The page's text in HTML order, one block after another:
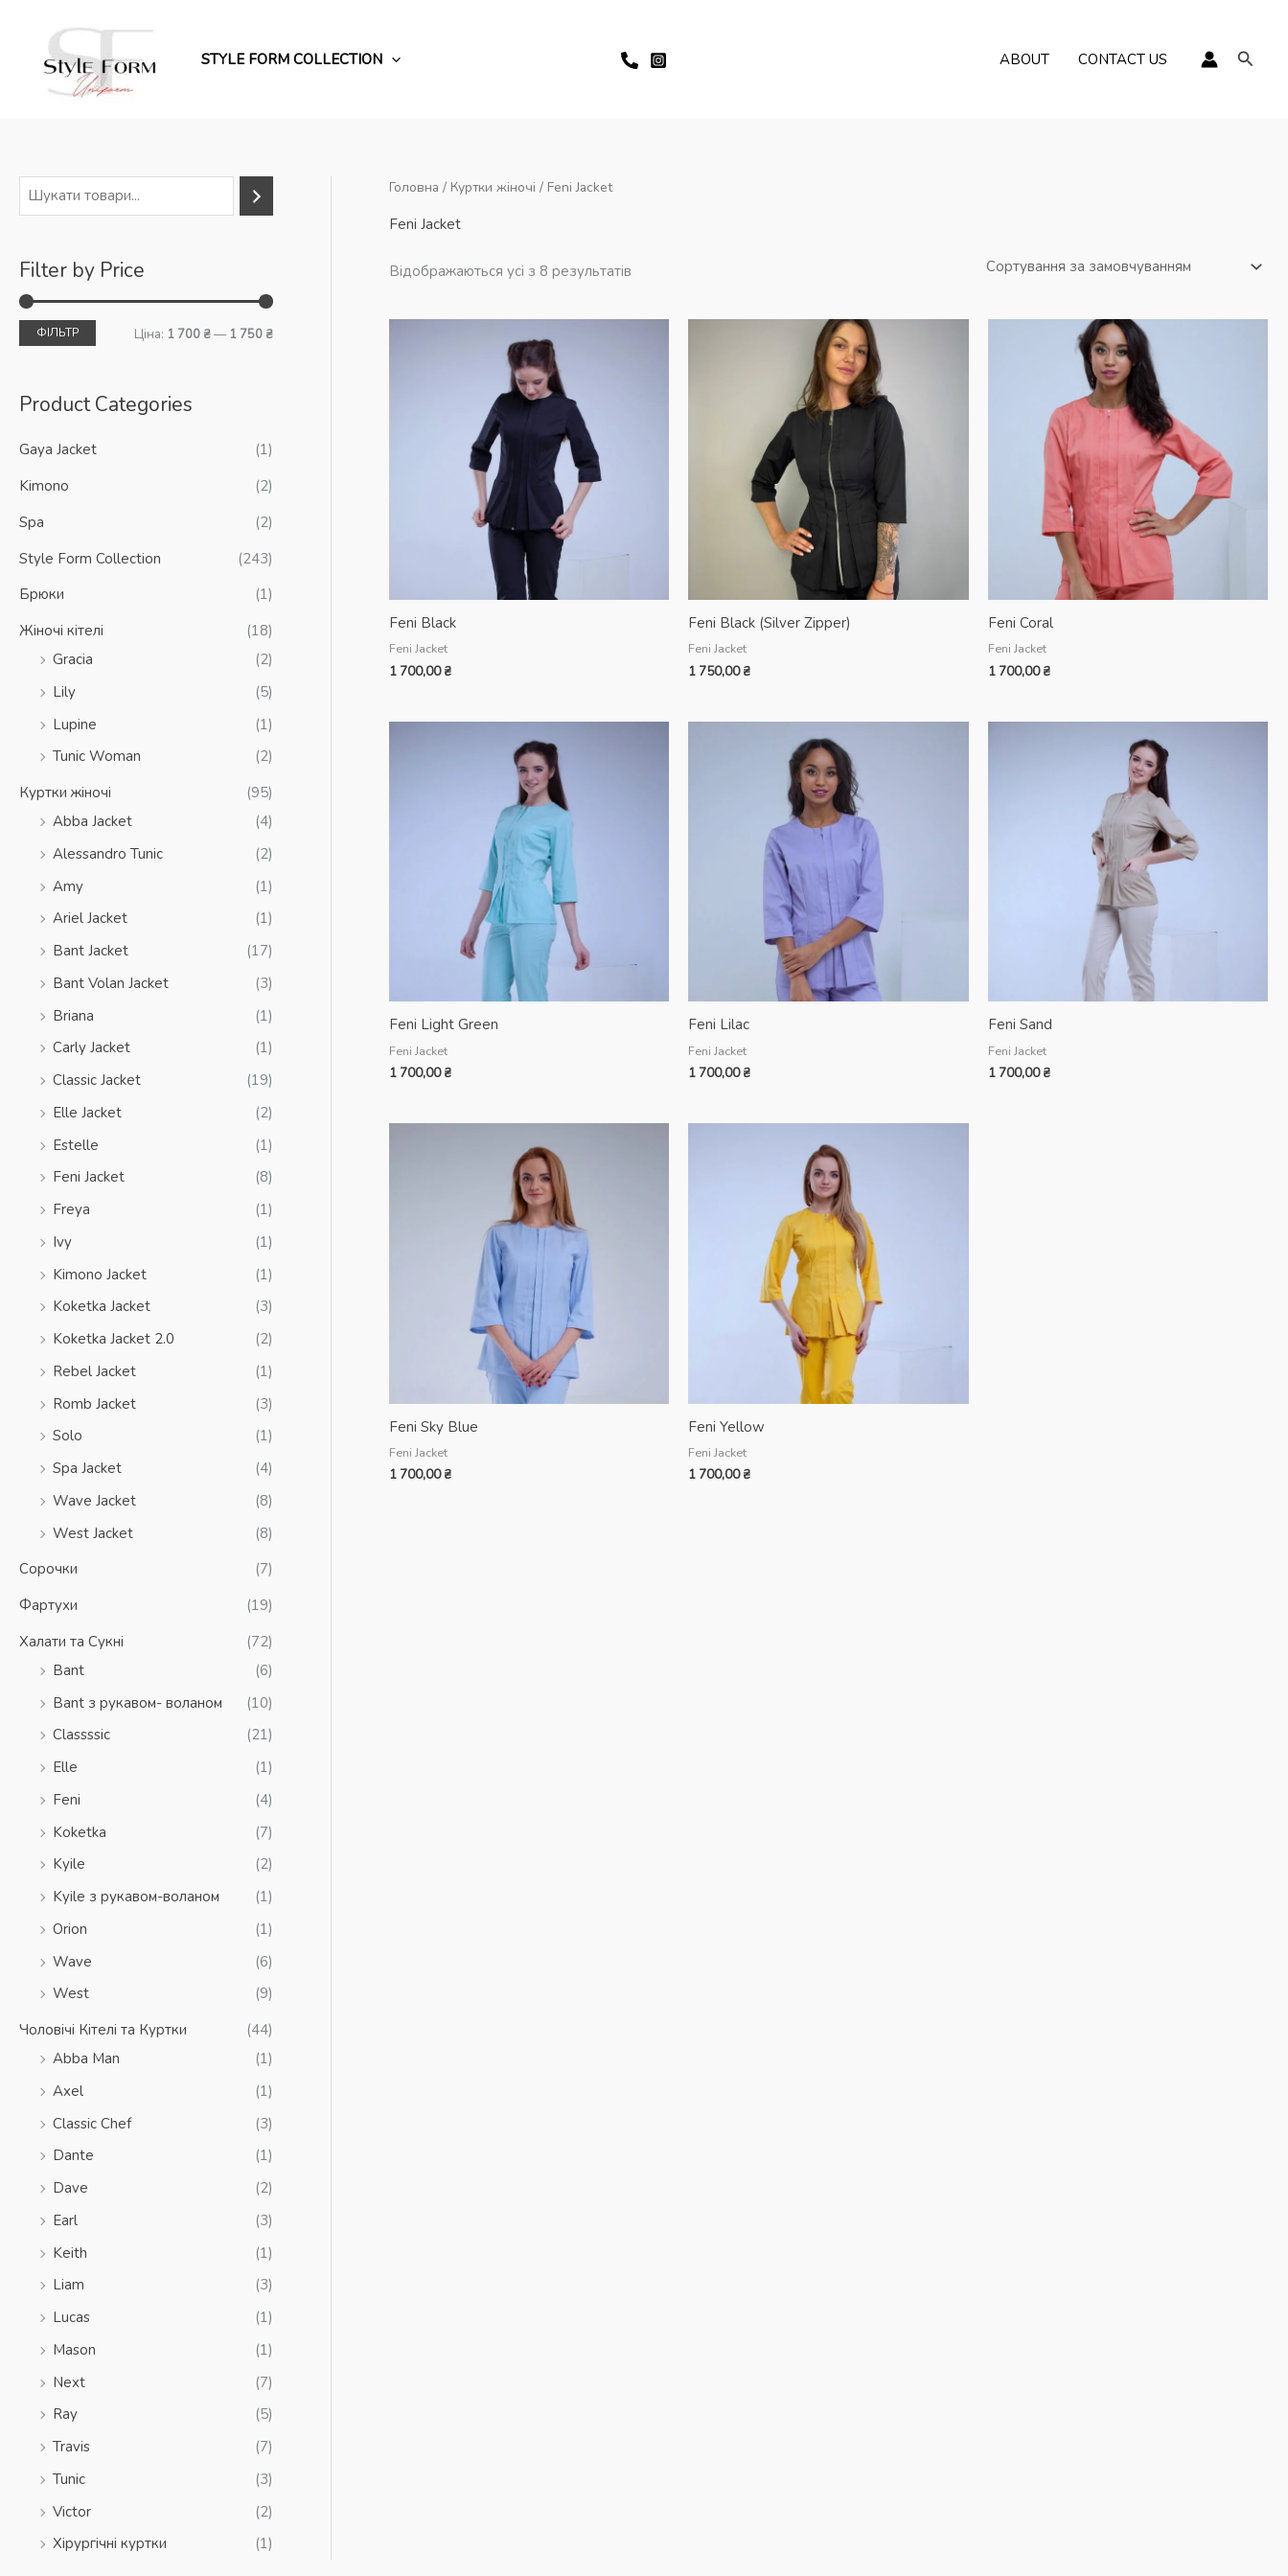
STYLE FORM COLLECTION ABOUT CONTACT US
о
у
к
Filter by Price
МН
ФІЛЬТР Ціна: 1 700 ₴— 1 750 ₴
Product Categories
Gaya Jacket
(1)
Kimono
(2)
Spa
(2)
Style Form Collection
(243)
Брюки
(1)
Жіночі кітелі
(18)
Gracia
(2)
Lily
(5)
Lupine
(1)
Tunic Woman
(2)
Куртки жіночі
(95)
Abba Jacket
(4)
Alessandro Tunic
(2)
Amy
(1)
Ariel Jacket
(1)
Bant Jacket
(17)
Bant Volan Jacket
(3)
Briana
(1)
Carly Jacket
(1)
Classic Jacket
(19)
Elle Jacket
(2)
Estelle
(1)
Feni Jacket
(8)
Freya
(1)
Ivy
(1)
Kimono Jacket
(1)
Koketka Jacket
(3)
Koketka Jacket 2.0
(2)
Rebel Jacket
(1)
Romb Jacket
(3)
Solo
(1)
Spa Jacket
(4)
Wave Jacket
(8)
West Jacket
(8)
Сорочки
(7)
Фартухи
(19)
Халати та Сукні
(72)
Bant
(6)
Bant з рукавом- воланом
(10)
Classssic
(21)
Elle
(1)
Feni
(4)
Koketka
(7)
Kyile
(2)
Kyile з рукавом-воланом
(1)
Orion
(1)
Wave
(6)
West
(9)
Чоловічі Кітелі та Куртки
(44)
Abba Man
(1)
Axel
(1)
Classic Chef
(3)
Dante
(1)
Dave
(2)
Earl
(3)
Keith
(1)
Liam
(3)
Lucas
(1)
Mason
(1)
Next
(7)
Ray
(5)
Travis
(7)
Tunic
(3)
Victor
(2)
Xірургічні куртки
(1)
Головна / Куртки жіночі / Feni Jacket
Feni Jacket
Відображаються усі з 8 результатів
Feni Black
Feni Jacket
1 700,00₴
Feni Black (Silver Zipper)
Feni Jacket
1 750,00₴
Feni Coral
Feni Jacket
1 700,00₴
Feni Light Green
Feni Jacket
1 700,00₴
Feni Lilac
Feni Jacket
1 700,00₴
Feni Sand
Feni Jacket
1 700,00₴
Feni Sky Blue
Feni Jacket
1 700,00₴
Feni Yellow
Feni Jacket
1 700,00₴